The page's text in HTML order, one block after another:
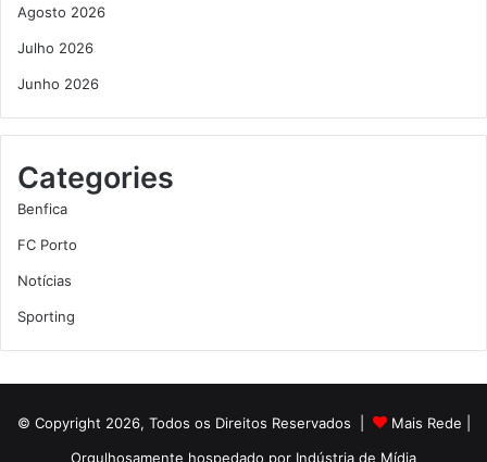
Agosto 2026
Julho 2026
Junho 2026
Categories
Benfica
FC Porto
Notícias
Sporting
© Copyright 2026, Todos os Direitos Reservados | Mais Rede
Orgulhosamente hospedado por Indústria de Mídia